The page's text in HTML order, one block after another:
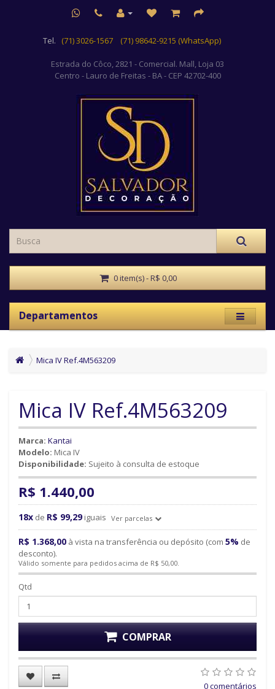
Tel. (71) 3026-1567 (71) 98642-9215 (WhatsApp)
Estrada do Côco, 2821 - Comercial. Mall, Loja 03
Centro - Lauro de Freitas - BA - CEP 42702-400
0 item(s) - R$ 0,00
Departamentos
Mica IV Ref.4M563209
Mica IV Ref.4M563209
Marca: Kantai
Modelo: Mica IV
Disponibilidade: Sujeito à consulta de estoque
R$ 1.440,00
18x de R$ 99,29 iguais Ver parcelas
R$ 1.368,00 à vista na transferência ou depósito (com 5% de
desconto).
Válido somente para pedidos acima de R$ 50,00.
Qtd
COMPRAR
0 comentários